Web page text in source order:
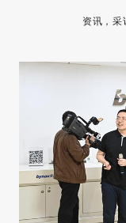
资讯，采